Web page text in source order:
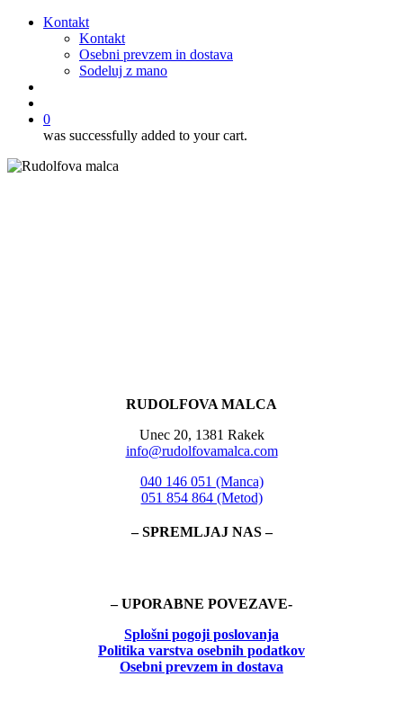
Kontakt
Kontakt
Osebni prevzem in dostava
Sodeluj z mano
0
was successfully added to your cart.
RUDOLFOVA MALCA
Unec 20, 1381 Rakek
info@rudolfovamalca.com
040 146 051 (Manca)
051 854 864 (Metod)
– SPREMLJAJ NAS –
– UPORABNE POVEZAVE-
Splošni pogoji poslovanja
Politika varstva osebnih podatkov
Osebni prevzem in dostava